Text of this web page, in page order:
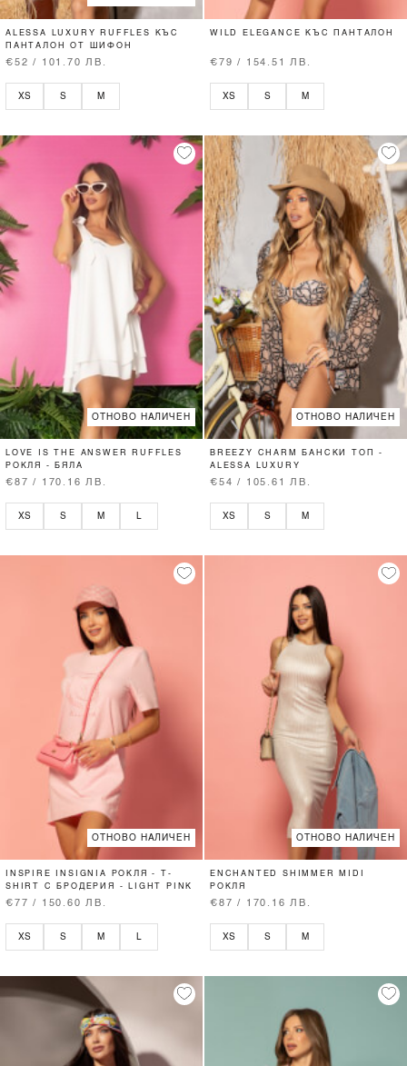
ALESSA LUXURY RUFFLES КЪС
ПАНТАЛОН ОТ ШИФОН
€52 / 101.70 ЛВ.
XS S M
WILD ELEGANCE КЪС ПАНТАЛОН
€79 / 154.51 ЛВ.
XS S M
ОТНОВО НАЛИЧЕН
LOVE IS THE ANSWER RUFFLES
РОКЛЯ - БЯЛА
€87 / 170.16 ЛВ.
XS S M L
ОТНОВО НАЛИЧЕН
BREEZY CHARM БАНСКИ ТОП -
ALESSA LUXURY
€54 / 105.61 ЛВ.
XS S M
ОТНОВО НАЛИЧЕН
INSPIRE INSIGNIA РОКЛЯ - T-
SHIRT С БРОДЕРИЯ - LIGHT PINK
€77 / 150.60 ЛВ.
XS S M
ОТНОВО НАЛИЧЕН
ENCHANTED SHIMMER MIDI
РОКЛЯ
€87 / 170.16 ЛВ.
XS S M